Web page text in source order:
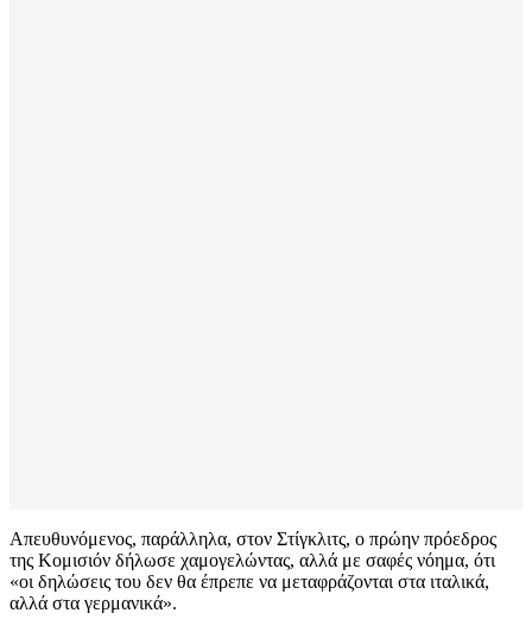
Απευθυνόμενος, παράλληλα, στον Στίγκλιτς, ο πρώην πρόεδρος
της Κομισιόν δήλωσε χαμογελώντας, αλλά με σαφές νόημα, ότι
«οι δηλώσεις του δεν θα έπρεπε να μεταφράζονται στα ιταλικά,
αλλά στα γερμανικά».